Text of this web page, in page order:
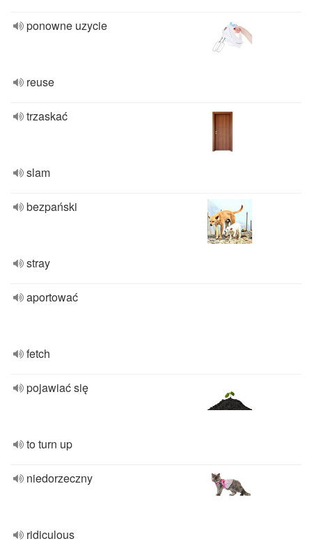
ponowne uzycie
reuse
trzaskać
slam
bezpański
stray
aportować
fetch
pojawiać się
to turn up
niedorzeczny
ridiculous